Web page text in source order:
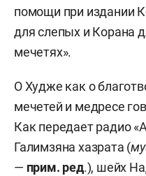
помощи при издании
для слепых и Корана
мечетях».
О Худже как о
мечетей и медресе
Как передает радио
Галимзяна хазрата (
— прим. ред.), шейх